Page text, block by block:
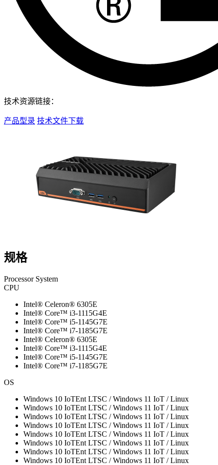
技术资源链接：
产品型录 技术文件下载
规格
Processor System
CPU
Intel® Celeron® 6305E
Intel® Core™ i3-1115G4E
Intel® Core™ i5-1145G7E
Intel® Core™ i7-1185G7E
Intel® Celeron® 6305E
Intel® Core™ i3-1115G4E
Intel® Core™ i5-1145G7E
Intel® Core™ i7-1185G7E
OS
Windows 10 IoTEnt LTSC / Windows 11 IoT / Linux
Windows 10 IoTEnt LTSC / Windows 11 IoT / Linux
Windows 10 IoTEnt LTSC / Windows 11 IoT / Linux
Windows 10 IoTEnt LTSC / Windows 11 IoT / Linux
Windows 10 IoTEnt LTSC / Windows 11 IoT / Linux
Windows 10 IoTEnt LTSC / Windows 11 IoT / Linux
Windows 10 IoTEnt LTSC / Windows 11 IoT / Linux
Windows 10 IoTEnt LTSC / Windows 11 IoT / Linux